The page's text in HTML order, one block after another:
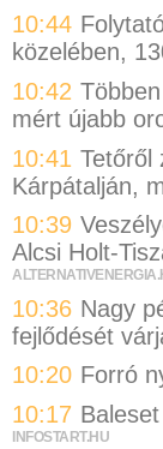
10:44
közelében,
10:42
mért újabb
10:41 Tetőről
Kárpátalján,
10:39
Alcsi Holt-
10:36 Nagy
fejlődését
10:20 Forró
10:17
INFOSTART.HU